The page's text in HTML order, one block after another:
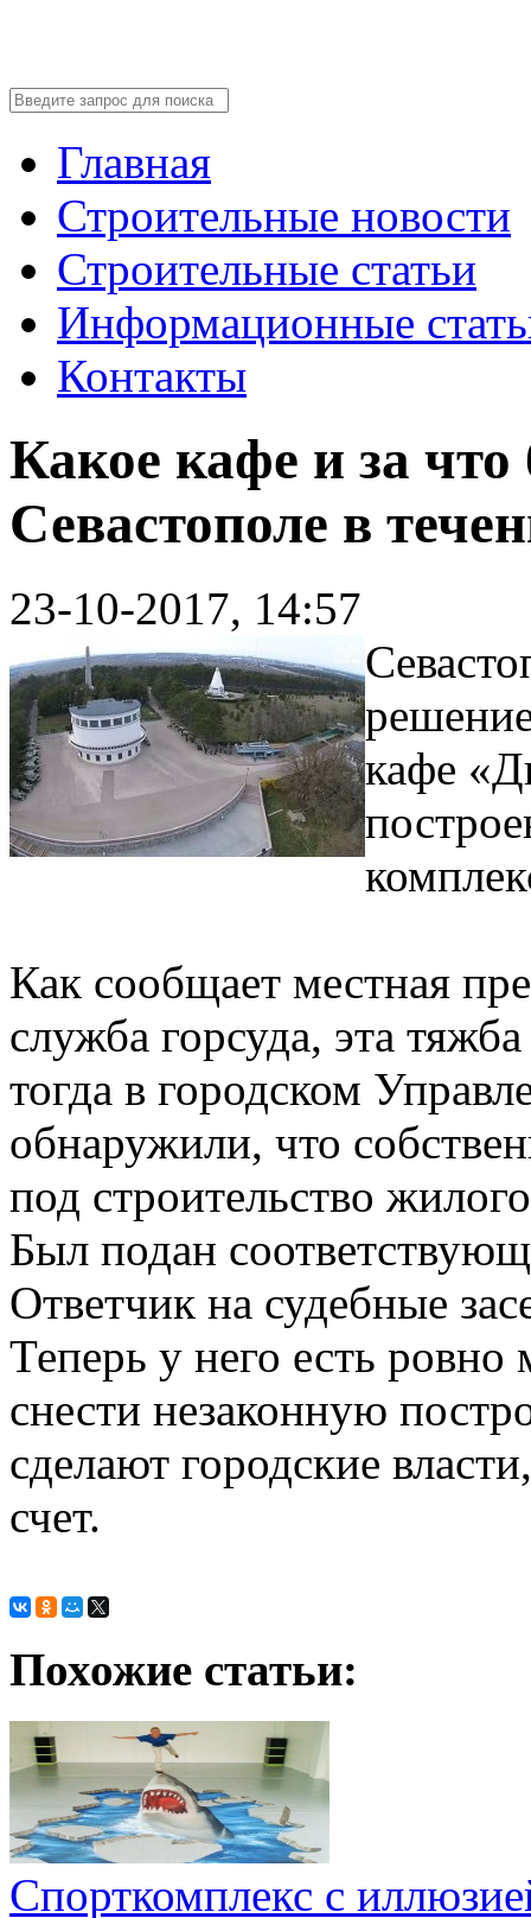
Главная
Строительные новости
Строительные статьи
Информационные
Контакты
Какое кафе и за что
Севастополе в
23-10-2017, 14:57
кафе
Как сообщает местная
служба горсуда, эта
тогда в городском
обнаружили, что
под строительство
Был подан
Ответчик на судебные
Теперь у него есть
снести незаконную
сделают городские
счет.
Похожие статьи:
Спорткомплекс с